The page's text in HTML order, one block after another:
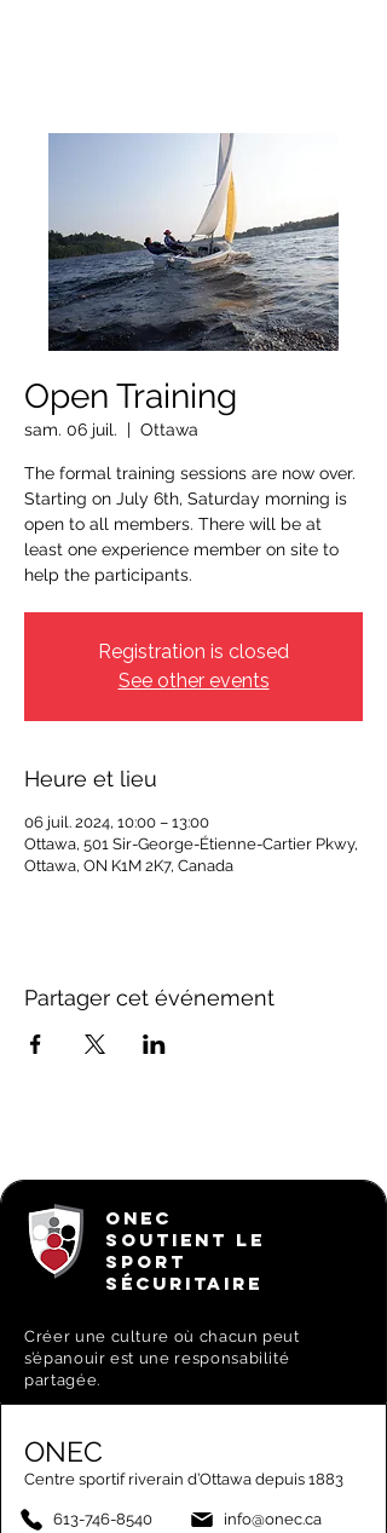
Open Training
sam. 06 juil.
  |
Ottawa
The formal training sessions are now over.
Starting on July 6th, Saturday morning is
open to all members. There will be at
least one experience member on site to
help the participants.
Registration is closed
See other events
Heure et lieu
06 juil. 2024, 10:00 – 13:00
Ottawa, 501 Sir-George-Étienne-Cartier Pkwy,
Ottawa, ON K1M 2K7, Canada
Partager cet événement
ONEC
SOUTIENT LE
SPORT
SÉCURITAIRE
Créer une culture où chacun peut
s’épanouir est une responsabilité
partagée.
ONEC
Centre sportif riverain d’Ottawa depuis 1883
613-746-8540 info@onec.ca